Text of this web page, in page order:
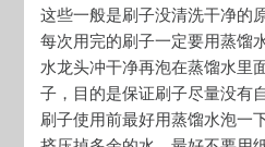
这些一般是刷子没清洗干净的
每次用完的刷子一定要用蒸馏
水龙头冲干净再泡在蒸馏水里
子，目的是保证刷子尽量没有
刷子使用前最好用蒸馏水泡一